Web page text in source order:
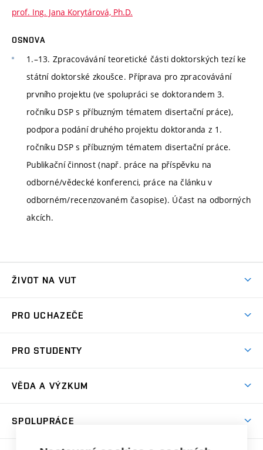
prof. Ing. Jana Korytárová, Ph.D.
OSNOVA
1.–13. Zpracovávání teoretické části doktorských tezí ke
státní doktorské zkoušce. Příprava pro zpracovávání
prvního projektu (ve spolupráci se doktorandem 3.
ročníku DSP s příbuzným tématem disertační práce),
podpora podání druhého projektu doktoranda z 1.
ročníku DSP s příbuzným tématem disertační práce.
Publikační činnost (např. práce na příspěvku na
odborné/vědecké konferenci, práce na článku v
odborném/recenzovaném časopise). Účast na odborných
akcích.
ŽIVOT NA VUT
Koleje
Sport na VUT
Brno
PRO UCHAZEČE
Dny otevřených dveří
Celoživotní vzdělávání
PRO STUDENTY
Harmonogram akademického roku
Závěrečné práce
Zpracování osobních údajů studentů
Sociální bezpečí
Studium bez bariér
VĚDA A VÝZKUM
SPOLUPRÁCE